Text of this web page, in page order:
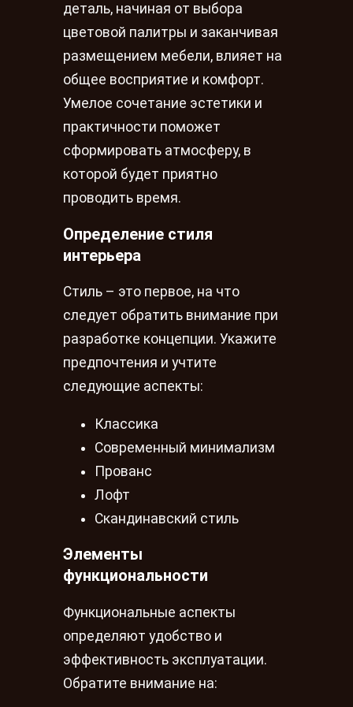
деталь, начиная от выбора
цветовой палитры и заканчивая
размещением мебели, влияет на
общее восприятие и комфорт.
Умелое сочетание эстетики и
практичности поможет
сформировать атмосферу, в
которой будет приятно
проводить время.
Определение стиля
интерьера
Стиль – это первое, на что
следует обратить внимание при
разработке концепции. Укажите
предпочтения и учтите
следующие аспекты:
Классика
Современный минимализм
Прованс
Лофт
Скандинавский стиль
Элементы
функциональности
Функциональные аспекты
определяют удобство и
эффективность эксплуатации.
Обратите внимание на: